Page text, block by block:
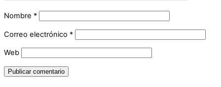
Nombre *
Correo electrónico *
Web